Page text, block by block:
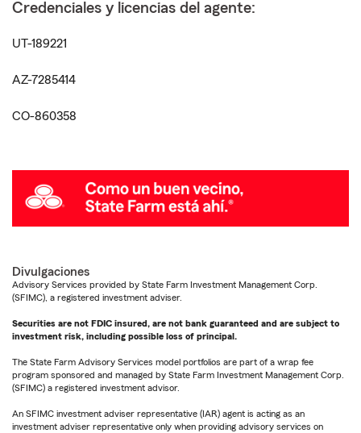
Credenciales y licencias del agente:
UT-189221
AZ-7285414
CO-860358
Divulgaciones
Advisory Services provided by State Farm Investment Management Corp.
(SFIMC), a registered investment adviser.
Securities are not FDIC insured, are not bank guaranteed and are subject to
investment risk, including possible loss of principal.
The State Farm Advisory Services model portfolios are part of a wrap fee
program sponsored and managed by State Farm Investment Management Corp.
(SFIMC) a registered investment advisor.
An SFIMC investment adviser representative (IAR) agent is acting as an
investment adviser representative only when providing advisory services on